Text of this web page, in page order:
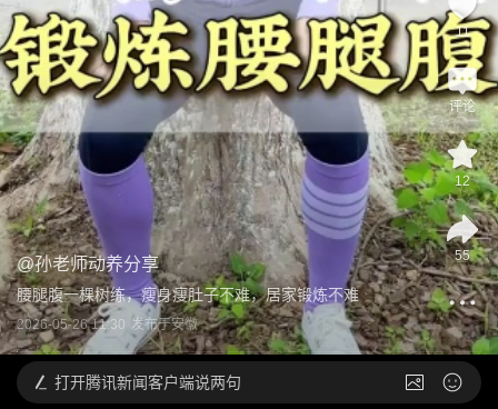
@孙老师动养分享
腰腿腹一棵树练，瘦身瘦肚子不难，居家锻炼不难
2026-05-26 11:30 发布于安徽
11
评论
12
55
打开腾讯新闻客户端说两句